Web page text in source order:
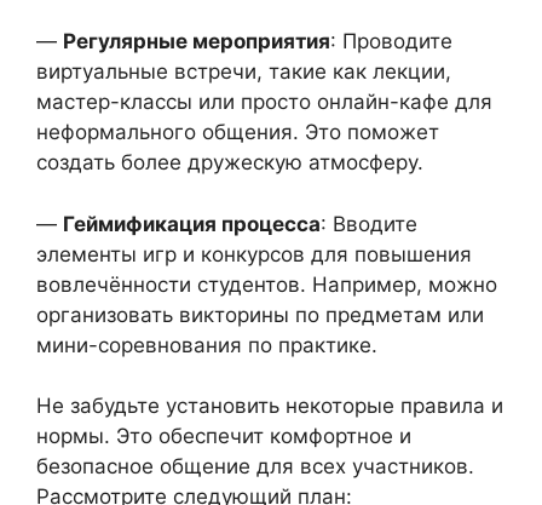
— Регулярные мероприятия: Проводите
виртуальные встречи, такие как лекции,
мастер-классы или просто онлайн-кафе для
неформального общения. Это поможет
создать более дружескую атмосферу.
— Геймификация процесса: Вводите
элементы игр и конкурсов для повышения
вовлечённости студентов. Например, можно
организовать викторины по предметам или
мини-соревнования по практике.
Не забудьте установить некоторые правила и
нормы. Это обеспечит комфортное и
безопасное общение для всех участников.
Рассмотрите следующий план: